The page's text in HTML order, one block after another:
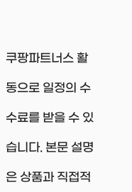
쿠팡파트너스 활
동으로 일정의 수
수료를 받을 수 있
습니다. 본문 설명
은 상품과 직접적